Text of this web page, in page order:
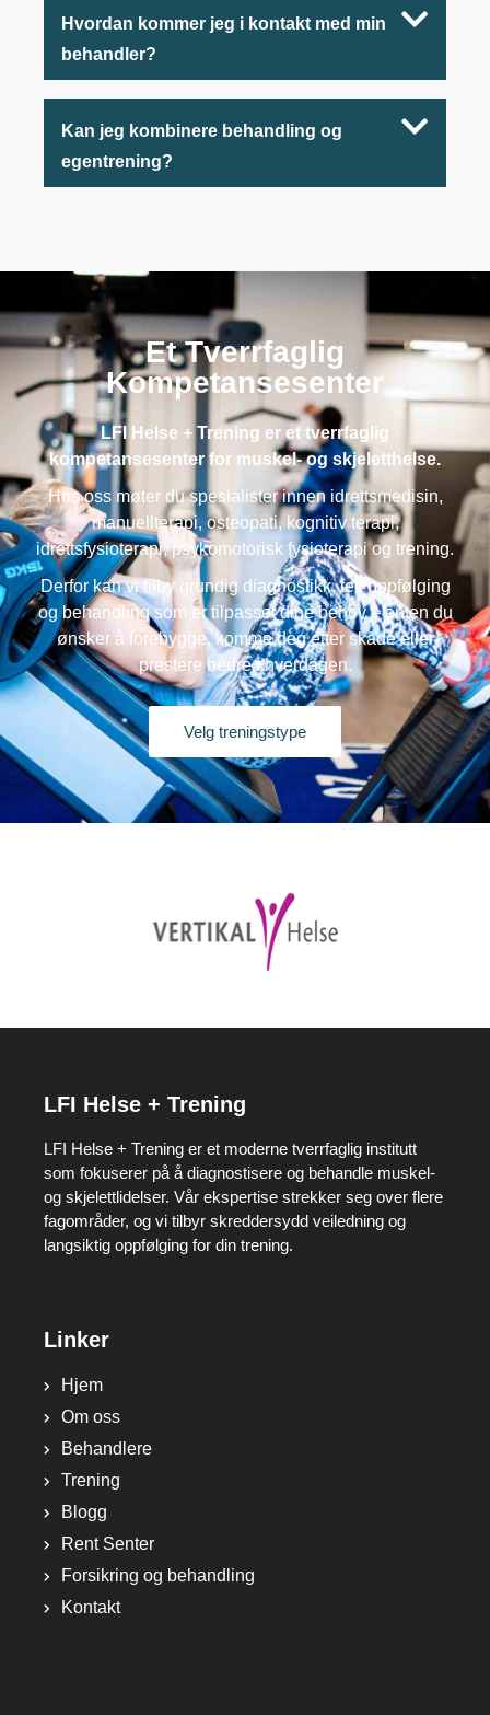
Hvordan kommer jeg i kontakt med min
behandler?
Kan jeg kombinere behandling og
egentrening?
Et Tverrfaglig
Kompetansesenter
LFI Helse + Trening er et tverrfaglig
kompetansesenter for muskel- og skjeletthelse.
Hos oss møter du spesialister innen idrettsmedisin,
manuellterapi, osteopati, kognitiv terapi,
idrettsfysioterapi, psykomotorisk fysioterapi og trening.
Derfor kan vi tilby grundig diagnostikk, tett oppfølging
og behandling som er tilpasset dine behov – enten du
ønsker å forebygge, komme deg etter skade eller
prestere bedre i hverdagen.
Velg treningstype
LFI Helse + Trening
LFI Helse + Trening er et moderne tverrfaglig institutt
som fokuserer på å diagnostisere og behandle muskel-
og skjelettlidelser. Vår ekspertise strekker seg over flere
fagområder, og vi tilbyr skreddersydd veiledning og
langsiktig oppfølging for din trening.
Linker
Hjem
Om oss
Behandlere
Trening
Blogg
Rent Senter
Forsikring og behandling
Kontakt